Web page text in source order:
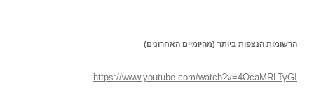
הרשומות הנצפות ביותר (מהיומיים האחרונים)
https://www.youtube.com/watch?v=4OcaMRLTyGI